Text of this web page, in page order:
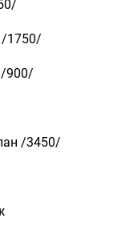
/1750/
/900/
/3450/